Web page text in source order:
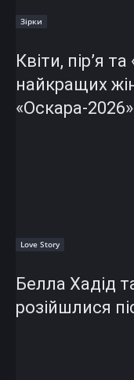
Зірки
Квіти, пір’я
найкращих
«Оскара-2026»
Love Story
Белла Хадід
розійшлися